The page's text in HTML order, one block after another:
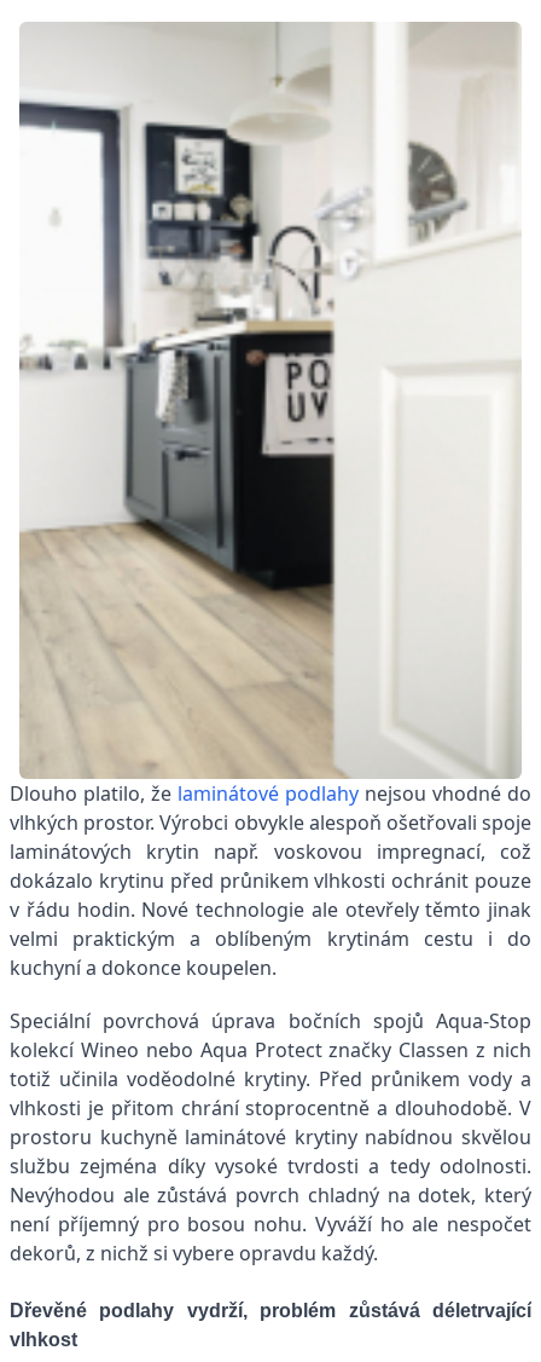
Dlouho platilo, že laminátové podlahy nejsou vhodné do
vlhkých prostor. Výrobci obvykle alespoň ošetřovali spoje
laminátových krytin např. voskovou impregnací, což
dokázalo krytinu před průnikem vlhkosti ochránit pouze
v řádu hodin. Nové technologie ale otevřely těmto jinak
velmi praktickým a oblíbeným krytinám cestu i do
kuchyní a dokonce koupelen.
Speciální povrchová úprava bočních spojů Aqua-Stop
kolekcí Wineo nebo Aqua Protect značky Classen z nich
totiž učinila voděodolné krytiny. Před průnikem vody a
vlhkosti je přitom chrání stoprocentně a dlouhodobě. V
prostoru kuchyně laminátové krytiny nabídnou skvělou
službu zejména díky vysoké tvrdosti a tedy odolnosti.
Nevýhodou ale zůstává povrch chladný na dotek, který
není příjemný pro bosou nohu. Vyváží ho ale nespočet
dekorů, z nichž si vybere opravdu každý.
Dřevěné podlahy vydrží, problém zůstává déletrvající
vlhkost